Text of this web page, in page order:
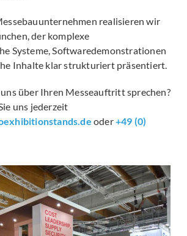
realisieren wir
der komplexe
Systeme, Softwaredemonstrationen
Inhalte klar strukturiert präsentiert.
über Ihren Messeauftritt sprechen?
uns jederzeit
oder+49 (0)